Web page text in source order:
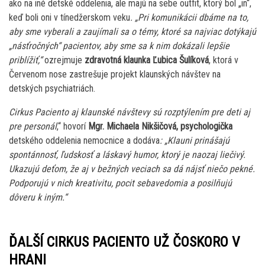
ako na iné detské oddelenia, ale majú na sebe outfit, ktorý bol „in“,
keď boli oni v tínedžerskom veku. „Pri komunikácii dbáme na to,
aby sme vyberali a zaujímali sa o témy, ktoré sa najviac dotýkajú
„násťročných“ pacientov, aby sme sa k nim dokázali lepšie
priblížiť,“ozrejmuje zdravotná klaunka Ľubica Šulíková, ktorá v
Červenom nose zastrešuje projekt klaunských návštev na
detských psychiatriách.
Cirkus Paciento aj klaunské návštevy sú rozptýlením pre deti aj
pre personál,“ hovorí Mgr. Michaela Nikšičová, psychologička
detského oddelenia nemocnice a dodáva: „Klauni prinášajú
spontánnosť, ľudskosť a láskavý humor, ktorý je naozaj liečivý.
Ukazujú deťom, že aj v bežných veciach sa dá nájsť niečo pekné.
Podporujú v nich kreativitu, pocit sebavedomia a posilňujú
dôveru k iným.“
ĎALŠÍ CIRKUS PACIENTO UŽ ČOSKORO V
HRANI